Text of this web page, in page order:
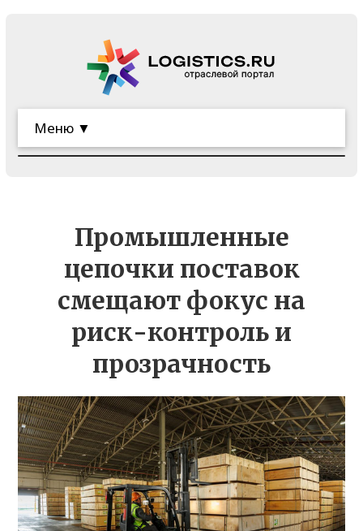
Меню ▼
Промышленные
цепочки поставок
смещают фокус на
риск-контроль и
прозрачность